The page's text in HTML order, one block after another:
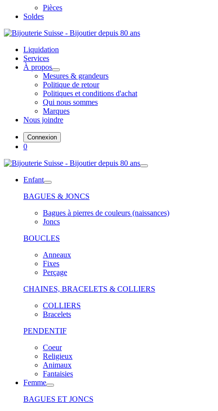
Pièces
Soldes
Liquidation
Services
À propos
Mesures & grandeurs
Politique de retour
Politiques et conditions d'achat
Qui nous sommes
Marques
Nous joindre
Connexion
0
Enfant
BAGUES & JONCS
Bagues à pierres de couleurs (naissances)
Joncs
BOUCLES
Anneaux
Fixes
Perçage
CHAINES, BRACELETS & COLLIERS
COLLIERS
Bracelets
PENDENTIF
Coeur
Religieux
Animaux
Fantaisies
Femme
BAGUES ET JONCS